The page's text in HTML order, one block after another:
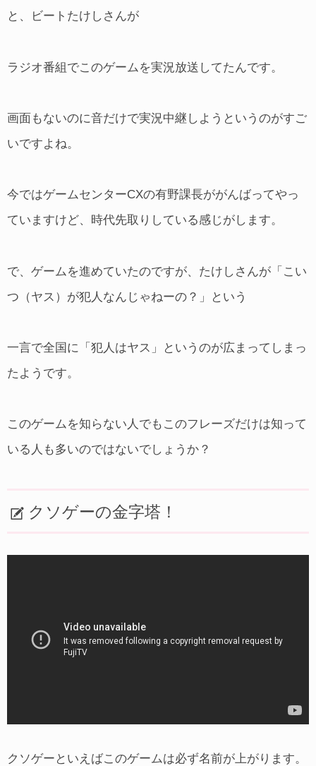
と、ビートたけしさんが
ラジオ番組でこのゲームを実況放送してたんです。
画面もないのに音だけで実況中継しようというのがすご
いですよね。
今ではゲームセンターCXの有野課長ががんばってやっ
ていますけど、時代先取りしている感じがします。
で、ゲームを進めていたのですが、たけしさんが「こい
つ（ヤス）が犯人なんじゃねーの？」という
一言で全国に「犯人はヤス」というのが広まってしまっ
たようです。
このゲームを知らない人でもこのフレーズだけは知って
いる人も多いのではないでしょうか？
クソゲーの金字塔！
クソゲーといえばこのゲームは必ず名前が上がります。